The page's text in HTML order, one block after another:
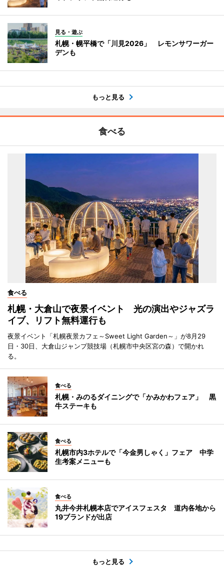
見る・遊ぶ
札幌・幌平橋で「川見2026」 レモンサワーガー
デンも
もっと見る
食べる
食べる
札幌・大倉山で夜景イベント 光の演出やジャズラ
イブ、リフト無料運行も
夜景イベント「札幌夜景カフェ～Sweet Light Garden～」が8月29
日・30日、大倉山ジャンプ競技場（札幌市中央区宮の森）で開かれ
る。
食べる
札幌・みのるダイニングで「かみかわフェア」 黒
牛ステーキも
食べる
札幌市内3ホテルで「今金男しゃく」フェア 中学
生考案メニューも
食べる
丸井今井札幌本店でアイスフェスタ 道内各地から
19ブランドが出店
もっと見る